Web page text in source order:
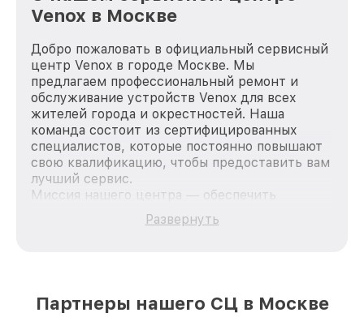
Venox в Москве
Добро пожаловать в официальный сервисный
центр Venox в городе Москве. Мы
предлагаем профессиональный ремонт и
обслуживание устройств Venox для всех
жителей города и окрестностей. Наша
команда состоит из сертифицированных
специалистов, которые постоянно повышают
свою квалификацию, чтобы предоставить вам
лучший сервис.
Миссия нашего центра — обеспечить
качественный и доступный ремонт для
каждого пользователя продукции Venox, вне
лучшим сервисным центром Venox в городе
Развернуть
Партнеры нашего СЦ в Москве